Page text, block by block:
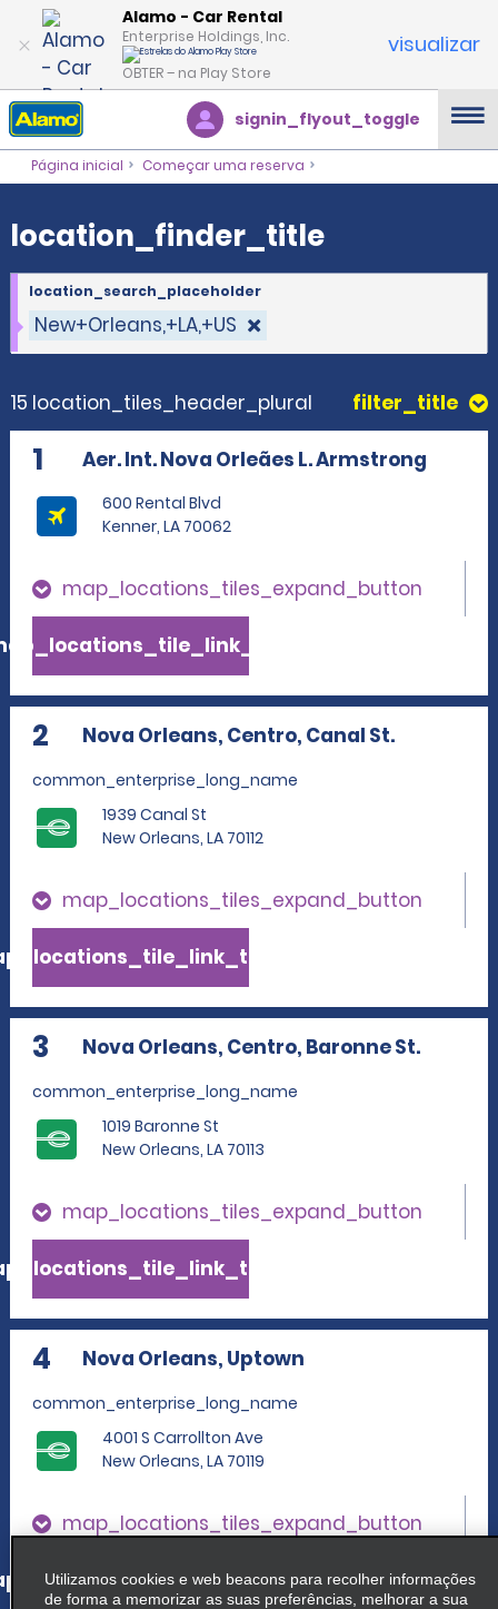
location_finder_titleAlamo - Car Rental
Enterprise Holdings, Inc.
OBTER – na Play Store
visualizar
signin_flyout_toggle
Página inicial Começar uma reserva
location_finder_title
New+Orleans,+LA,+US
location_search_placeholder
15 location_tiles_header_plural filter_title
1 Aer. Int. Nova Orleães L. Armstrong
600 Rental Blvd
Kenner, LA 70062
map_locations_tiles_expand_button
2 Nova Orleans, Centro, Canal St.
common_enterprise_long_name
1939 Canal St
New Orleans, LA 70112
map_locations_tiles_expand_button
3 Nova Orleans, Centro, Baronne St.
common_enterprise_long_name
1019 Baronne St
New Orleans, LA 70113
map_locations_tiles_expand_button
4 Nova Orleans, Uptown
common_enterprise_long_name
4001 S Carrollton Ave
New Orleans, LA 70119
map_locations_tiles_expand_button
Utilizamos cookies e web beacons para recolher informações
de forma a memorizar as suas preferências, melhorar a sua